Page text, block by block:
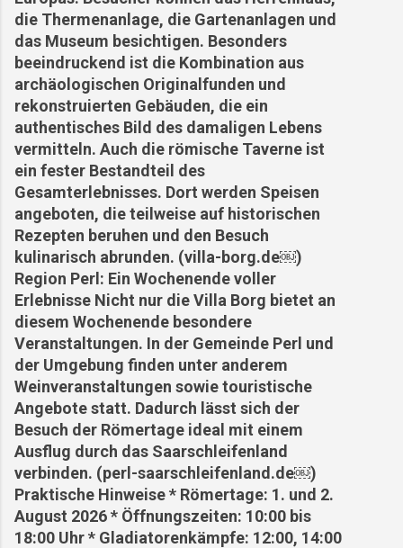
die Thermenanlage, die Gartenanlagen und
das Museum besichtigen. Besonders
beeindruckend ist die Kombination aus
archäologischen Originalfunden und
rekonstruierten Gebäuden, die ein
authentisches Bild des damaligen Lebens
vermitteln. Auch die römische Taverne ist
ein fester Bestandteil des
Gesamterlebnisses. Dort werden Speisen
angeboten, die teilweise auf historischen
Rezepten beruhen und den Besuch
kulinarisch abrunden. (villa-borg.de⁠￼)
Region Perl: Ein Wochenende voller
Erlebnisse Nicht nur die Villa Borg bietet an
diesem Wochenende besondere
Veranstaltungen. In der Gemeinde Perl und
der Umgebung finden unter anderem
Weinveranstaltungen sowie touristische
Angebote statt. Dadurch lässt sich der
Besuch der Römertage ideal mit einem
Ausflug durch das Saarschleifenland
verbinden. (perl-saarschleifenland.de⁠￼)
Praktische Hinweise * Römertage: 1. und 2.
August 2026 * Öffnungszeiten: 10:00 bis
18:00 Uhr * Gladiatorenkämpfe: 12:00, 14:00